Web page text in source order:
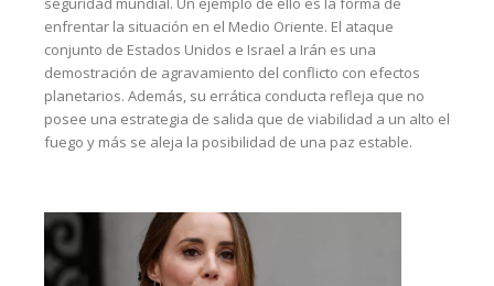
enfrentar la situación en el Medio Oriente. El ataque
conjunto de Estados Unidos e Israel a Irán es una
demostración de agravamiento del conflicto con efectos
planetarios. Además, su errática conducta refleja que no
posee una estrategia de salida que de viabilidad a un alto el
fuego y más se aleja la posibilidad de una paz estable.